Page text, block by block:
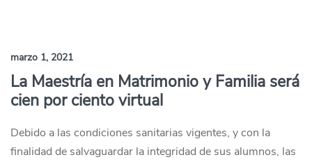
marzo 1, 2021
La Maestría en Matrimonio y Familia será
cien por ciento virtual
Debido a las condiciones sanitarias vigentes, y con la
finalidad de salvaguardar la integridad de sus alumnos, las